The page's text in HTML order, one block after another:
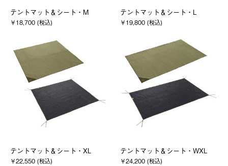
テントマット＆シート・M
￥18,700 (税込)
テントマット＆シート・L
￥19,800 (税込)
テントマット＆シート・XL
￥22,550 (税込)
テントマット＆シート・WXL
￥24,200 (税込)